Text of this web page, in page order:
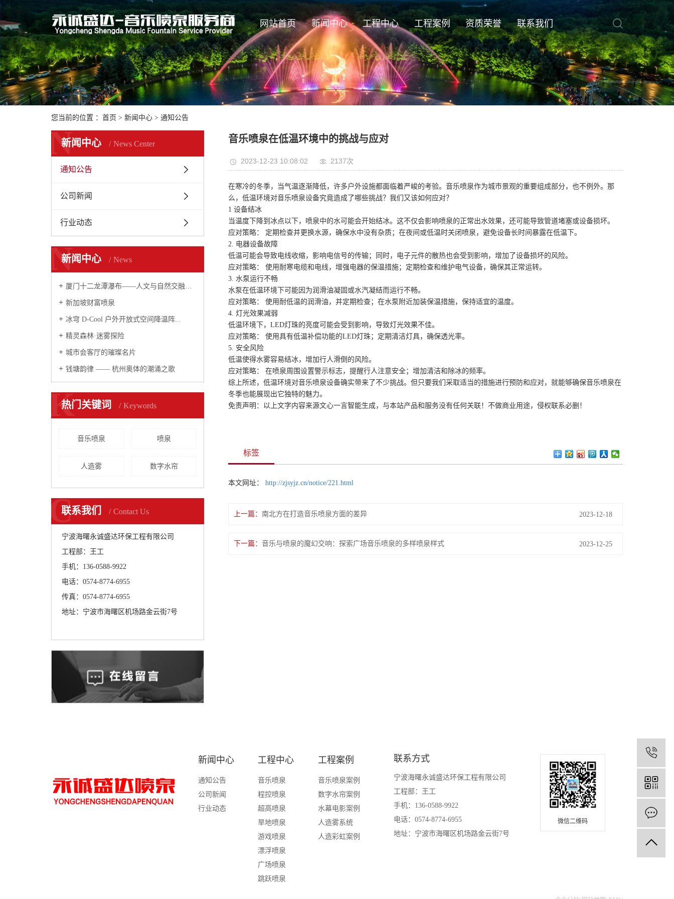
网站首页 新闻中心 工程中心 工程案例 资质荣誉 联系我们
您当前的位置 ： 首页 > 新闻中心 > 通知公告
新闻中心 News Center
N
通知公告
公司新闻
行业动态
新闻中心 News
N
厦门十二龙潭瀑布——人文与自然交融的瀑布...
新加坡财富喷泉
冰穹 D-Cool 户外开放式空间降温阵...
精灵森林·迷雾探险
城市会客厅的璀璨名片
钱塘韵律 —— 杭州奥体的潮涌之歌
热门关键词 Keywords
K
音乐喷泉 喷泉
人造雾 数字水帘
联系我们 Contact Us
C
宁波海曙永诚盛达环保工程有限公司
工程部：王工
手机：136-0588-9922
电话：0574-8774-6955
传真：0574-8774-6955
地址：宁波市海曙区机场路金云街7号
音乐喷泉在低温环境中的挑战与应对
2023-12-23 10:08:02 2137次
在寒冷的冬季，当气温逐渐降低，许多户外设施都面临着严峻的考验。音乐喷泉作为城市景观的重要组成部分，也不例外。那
么，低温环境对音乐喷泉设备究竟造成了哪些挑战？我们又该如何应对？
1 设备结冰
当温度下降到冰点以下，喷泉中的水可能会开始结冰。这不仅会影响喷泉的正常出水效果，还可能导致管道堵塞或设备损坏。
应对策略： 定期检查并更换水源，确保水中没有杂质；在夜间或低温时关闭喷泉，避免设备长时间暴露在低温下。
2. 电器设备故障
低温可能会导致电线收缩，影响电信号的传输；同时，电子元件的散热也会受到影响，增加了设备损坏的风险。
应对策略： 使用耐寒电缆和电线，增强电器的保温措施；定期检查和维护电气设备，确保其正常运转。
3. 水泵运行不畅
水泵在低温环境下可能因为润滑油凝固或水汽凝结而运行不畅。
应对策略： 使用耐低温的润滑油，并定期检查；在水泵附近加装保温措施，保持适宜的温度。
4. 灯光效果减弱
低温环境下，LED灯珠的亮度可能会受到影响，导致灯光效果不佳。
应对策略： 使用具有低温补偿功能的LED灯珠；定期清洁灯具，确保透光率。
5. 安全风险
低温使得水雾容易结冰，增加行人滑倒的风险。
应对策略： 在喷泉周围设置警示标志，提醒行人注意安全；增加清洁和除冰的频率。
综上所述，低温环境对音乐喷泉设备确实带来了不少挑战。但只要我们采取适当的措施进行预防和应对，就能够确保音乐喷泉在
冬季也能展现出它独特的魅力。
免责声明：以上文字内容来源文心一言智能生成，与本站产品和服务没有任何关联！不做商业用途，侵权联系必删！
标签
本文网址： http://zjsyjz.cn/notice/221.html
上一篇： 南北方在打造音乐喷泉方面的差异 2023-12-18
下一篇： 音乐与喷泉的魔幻交响：探索广场音乐喷泉的多样喷泉样式 2023-12-25
新闻中心
通知公告
公司新闻
行业动态
工程中心
音乐喷泉
程控喷泉
超高喷泉
旱地喷泉
游戏喷泉
漂浮喷泉
广场喷泉
跳跃喷泉
工程案例
音乐喷泉案例
数字水帘案例
水幕电影案例
人造雾系统
人造彩虹案例
联系方式
宁波海曙永诚盛达环保工程有限公司
工程部：王工
手机：136-0588-9922
电话：0574-8774-6955
地址：宁波市海曙区机场路金云街7号
微信二维码